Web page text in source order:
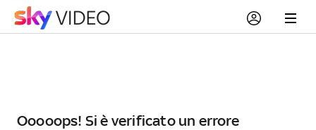
Ooooops! Si è verificato un errore